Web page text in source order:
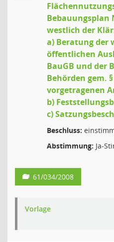
Bebauungsplan
westlich der
a) Beratung der
öffentlichen
BauGB und der
Behörden gem.
vorgetragenen
b)
c)
Beschluss:
Abstimmung: Ja-
61/034/2008
Vorlage